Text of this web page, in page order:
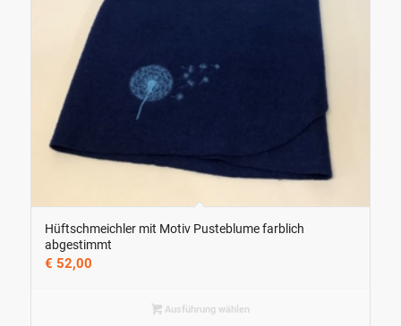
Hüftschmeichler mit Motiv Pusteblume farblich
abgestimmt
€ 52,00
Ausführung wählen